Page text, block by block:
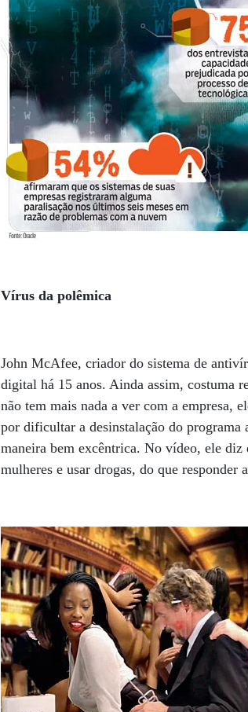
Vírus da polêmica
John McAfee, criador do sistema de
digital há 15 anos. Ainda assim, costuma
não tem mais nada a ver com a empresa,
por dificultar a desinstalação do programa
maneira bem excêntrica. No vídeo, ele
mulheres e usar drogas, do que